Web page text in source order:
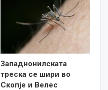
Западнонилската
треска се шири во
Скопје и Велес